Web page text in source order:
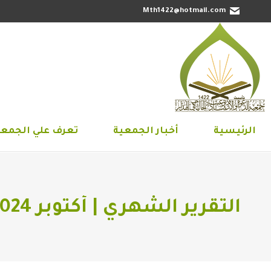
Mth1422@hotmail.com
الرئيسية أخبار الجمعية تعرف علي
التقرير الشهري | أكتوبر 2024م
الرئيسية أخبار الجمعية تعرف علي